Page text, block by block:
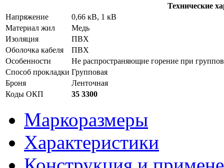
Технические
Напряжение
0,66 кВ, 1 кВ
Материал жил
Медь
Изоляция
ПВХ
Оболочка кабеля
ПВХ
Особенности
Не распространяющие горение при
Способ прокладки Групповая
Броня
Ленточная
Коды ОКП
35 3300
Маркоразмеры
Характеристики